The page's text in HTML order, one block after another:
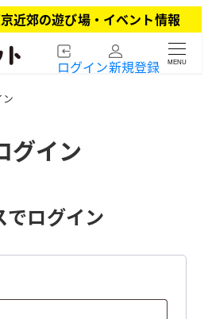
近郊の遊び場・イベント情報
ログイン新規登録 MENU
グイン
でログイン